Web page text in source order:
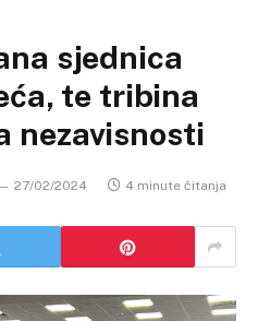
sjednica
te tribina
nezavisnosti
27/02/2024 4 minute čitanja